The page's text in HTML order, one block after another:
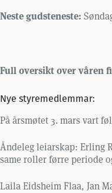
Neste gudsteneste:
Full oversikt over våren
Nye styremedlemmar:
På årsmøtet 3. mars vart
Åndeleg leiarskap: Erling
same roller førre periode
Laila Eidsheim Flaa, Jan